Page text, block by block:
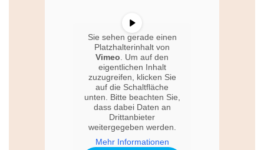
Sie sehen gerade einen
Platzhalterinhalt von
Vimeo . Um auf den
eigentlichen Inhalt
zuzugreifen, klicken Sie
auf die Schaltfläche
unten. Bitte beachten Sie,
dass dabei Daten an
Drittanbieter
weitergegeben werden.
Mehr Informationen